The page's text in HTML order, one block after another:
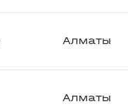
Алматы
Алматы